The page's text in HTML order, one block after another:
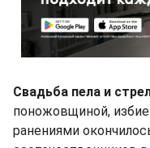
Свадьба пела и
поножовщиной,
ранениями